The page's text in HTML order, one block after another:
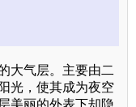
大气层。主要由二
光，使其成为夜空